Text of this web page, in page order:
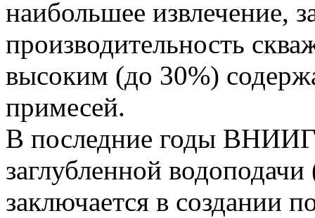
наибольшее извлечение,
производительность
высоким (до 30%)
примесей.
В последние годы
заглубленной
заключается в создании